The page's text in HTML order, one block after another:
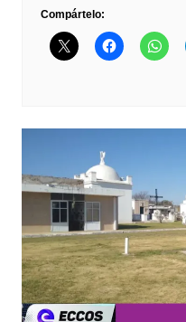
Compártelo: